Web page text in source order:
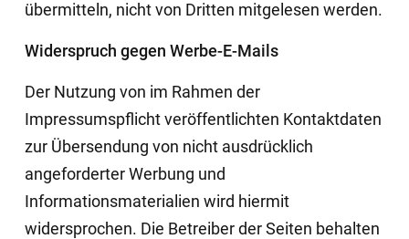
übermitteln, nicht von Dritten mitgelesen werden.
Widerspruch gegen Werbe-E-Mails
Der Nutzung von im Rahmen der
Impressumspflicht veröffentlichten Kontaktdaten
zur Übersendung von nicht ausdrücklich
angeforderter Werbung und
Informationsmaterialien wird hiermit
widersprochen. Die Betreiber der Seiten behalten